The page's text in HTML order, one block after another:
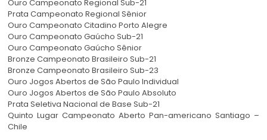
Ouro Campeonato Regional Sub-21
Prata Campeonato Regional Sênior
Ouro Campeonato Citadino Porto Alegre
Ouro Campeonato Gaúcho Sub-21
Ouro Campeonato Gaúcho Sênior
Bronze Campeonato Brasileiro Sub-21
Bronze Campeonato Brasileiro Sub-23
Ouro Jogos Abertos de São Paulo Individual
Ouro Jogos Abertos de São Paulo Absoluto
Prata Seletiva Nacional de Base Sub-21
Quinto Lugar Campeonato Aberto Pan-americano Santiago –
Chile